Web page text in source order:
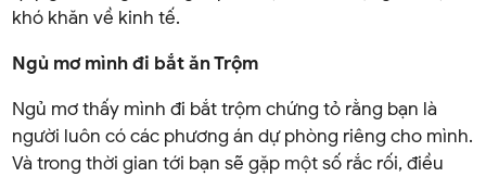
khó khăn về kinh tế.
Ngủ mơ mình đi bắt ăn Trộm
Ngủ mơ thấy mình đi bắt trộm chứng tỏ rằng bạn là
người luôn có các phương án dự phòng riêng cho mình.
Và trong thời gian tới bạn sẽ gặp một số rắc rối, điều